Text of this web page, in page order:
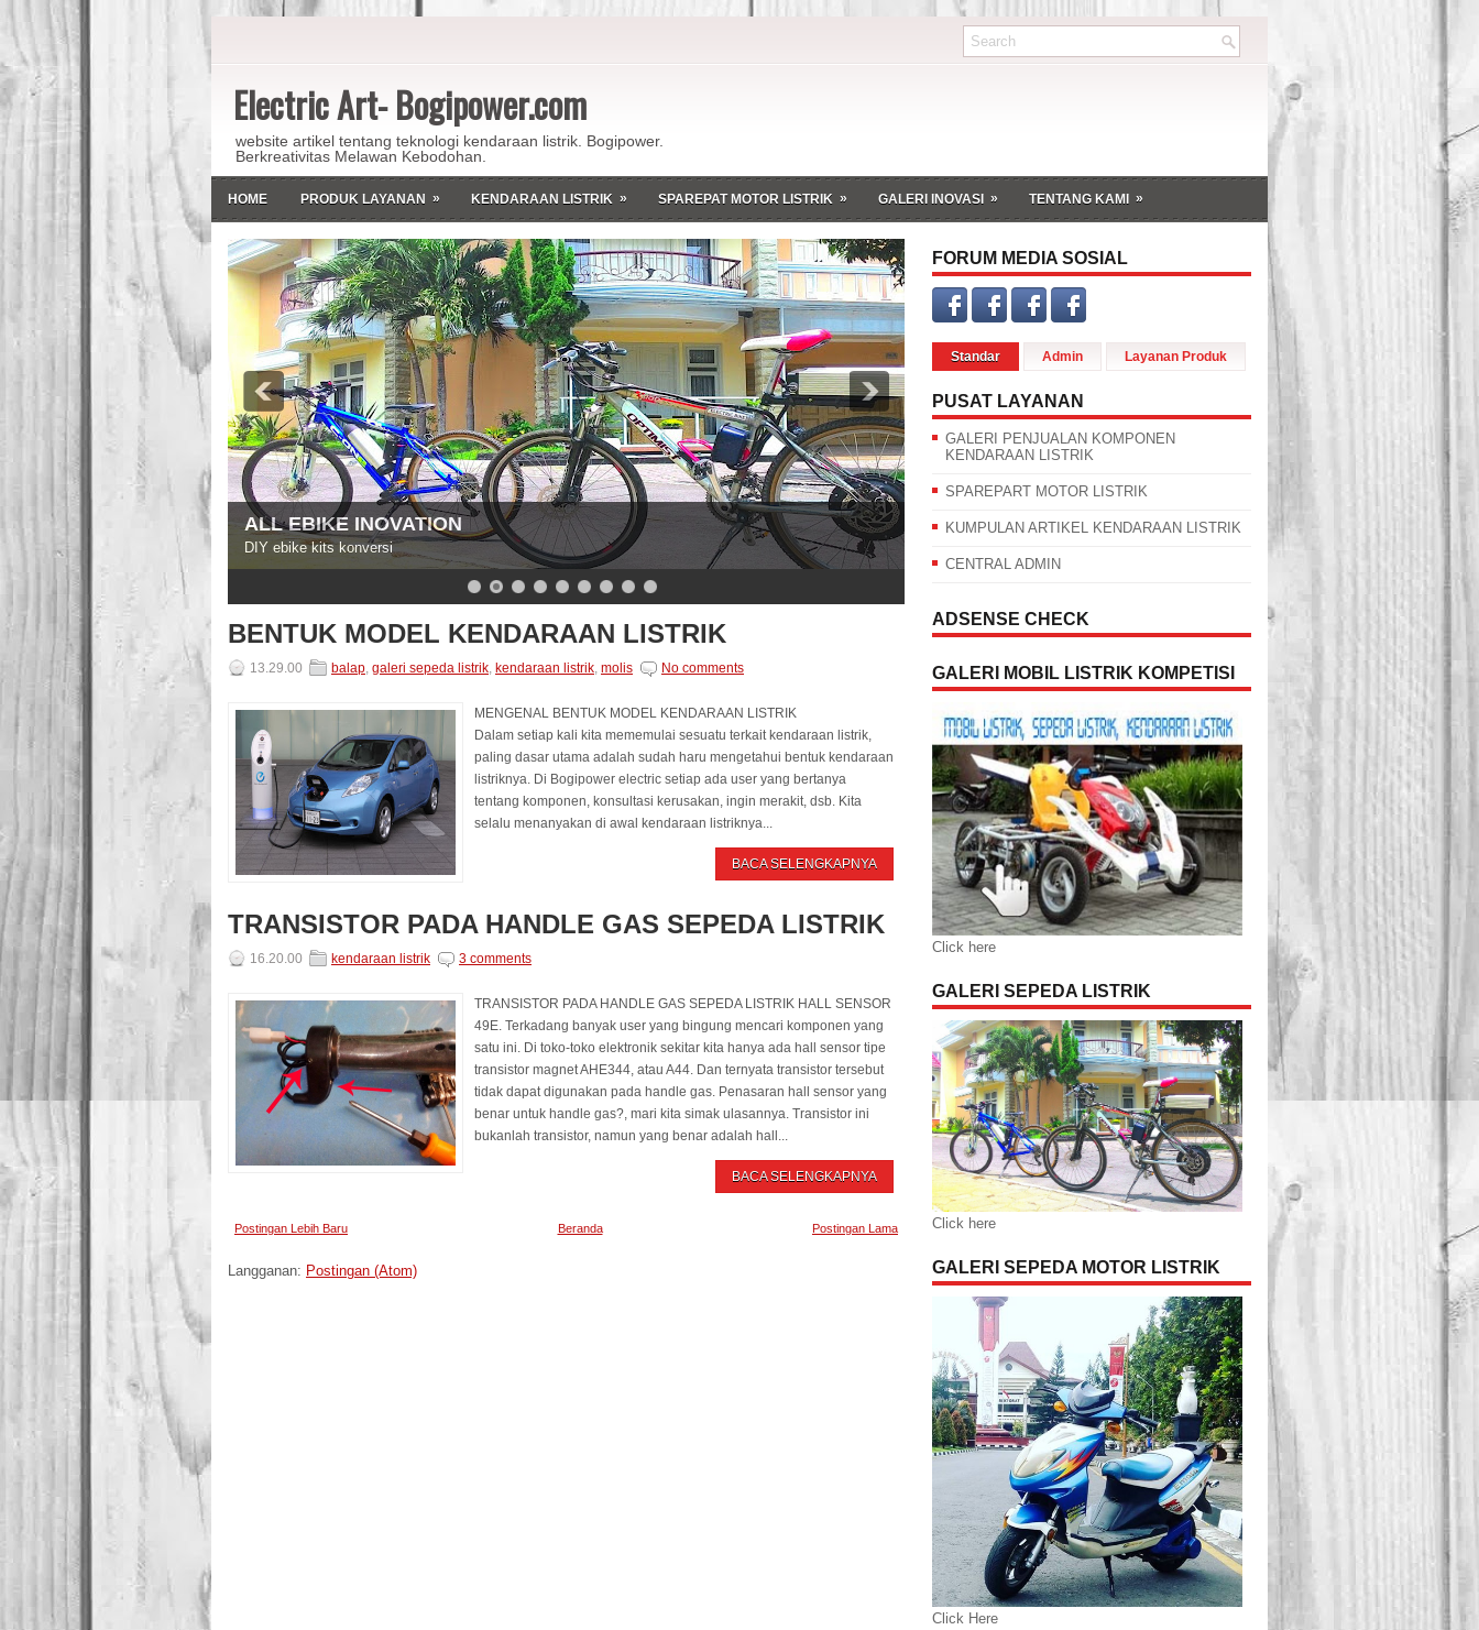
Electric Art- Bogipower.com
website artikel tentang teknologi kendaraan listrik. Bogipower.
Berkreativitas Melawan Kebodohan.
HOME PRODUK LAYANAN » KENDARAAN LISTRIK » SPAREPAT MOTOR LISTRIK » GALERI INOVASI » TENTANG KAMI »
ALL EBIKE INOVATION
DIY ebike kits konversi
8
BENTUK MODEL KENDARAAN LISTRIK
13.29.00 balap, galeri sepeda listrik, kendaraan listrik, molis No comments
MENGENAL BENTUK MODEL KENDARAAN LISTRIK
Dalam setiap kali kita mememulai sesuatu terkait kendaraan listrik,
paling dasar utama adalah sudah haru mengetahui bentuk kendaraan
listriknya. Di Bogipower electric setiap ada user yang bertanya
tentang komponen, konsultasi kerusakan, ingin merakit, dsb. Kita
selalu menanyakan di awal kendaraan listriknya...
BACA SELENGKAPNYA
TRANSISTOR PADA HANDLE GAS SEPEDA LISTRIK
16.20.00 kendaraan listrik 3 comments
TRANSISTOR PADA HANDLE GAS SEPEDA LISTRIK HALL SENSOR
49E. Terkadang banyak user yang bingung mencari komponen yang
satu ini. Di toko-toko elektronik sekitar kita hanya ada hall sensor tipe
transistor magnet AHE344, atau A44. Dan ternyata transistor tersebut
tidak dapat digunakan pada handle gas. Penasaran hall sensor yang
benar untuk handle gas?, mari kita simak ulasannya. Transistor ini
bukanlah transistor, namun yang benar adalah hall...
BACA SELENGKAPNYA
Postingan Lebih Baru Postingan Lama
Beranda
Langganan: Postingan (Atom)
FORUM MEDIA SOSIAL
Standar Admin Layanan Produk
PUSAT LAYANAN
GALERI PENJUALAN KOMPONEN
KENDARAAN LISTRIK
SPAREPART MOTOR LISTRIK
KUMPULAN ARTIKEL KENDARAAN LISTRIK
CENTRAL ADMIN
ADSENSE CHECK
GALERI MOBIL LISTRIK KOMPETISI
Click here
GALERI SEPEDA LISTRIK
Click here
GALERI SEPEDA MOTOR LISTRIK
Click Here